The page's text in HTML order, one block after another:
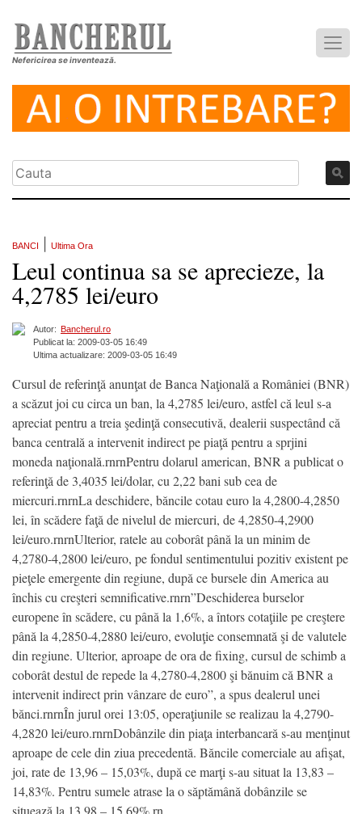
Nefericirea se inventează.
BANCI Ultima Ora
Leul continua sa se aprecieze, la
4,2785 lei/euro
Autor: Bancherul.ro
Publicat la: 2009-03-05 16:49
Ultima actualizare: 2009-03-05 16:49
Cursul de referinţă anunţat de Banca Naţională a României (BNR)
a scăzut joi cu circa un ban, la 4,2785 lei/euro, astfel că leul s-a
apreciat pentru a treia şedinţă consecutivă, dealerii suspectând că
banca centrală a intervenit indirect pe piaţă pentru a sprjini
moneda naţională.rnrnPentru dolarul american, BNR a publicat o
referinţă de 3,4035 lei/dolar, cu 2,22 bani sub cea de
miercuri.rnrnLa deschidere, băncile cotau euro la 4,2800-4,2850
lei, în scădere faţă de nivelul de miercuri, de 4,2850-4,2900
lei/euro.rnrnUlterior, ratele au coborât până la un minim de
4,2780-4,2800 lei/euro, pe fondul sentimentului pozitiv existent pe
pieţele emergente din regiune, după ce bursele din America au
închis cu creşteri semnificative.rnrn”Deschiderea burselor
europene în scădere, cu până la 1,6%, a întors cotaţiile pe creştere
până la 4,2850-4,2880 lei/euro, evoluţie consemnată şi de valutele
din regiune. Ulterior, aproape de ora de fixing, cursul de schimb a
coborât destul de repede la 4,2780-4,2800 şi bănuim că BNR a
intervenit indirect prin vânzare de euro”, a spus dealerul unei
bănci.rnrnÎn jurul orei 13:05, operaţiunile se realizau la 4,2790-
4,2820 lei/euro.rnrnDobânzile din piaţa interbancară s-au menţinut
aproape de cele din ziua precedentă. Băncile comerciale au afişat,
joi, rate de 13,96 – 15,03%, după ce marţi s-au situat la 13,83 –
14,83%. Pentru sumele atrase la o săptămână dobânzile se
situează la 13,98 – 15,69%.rn